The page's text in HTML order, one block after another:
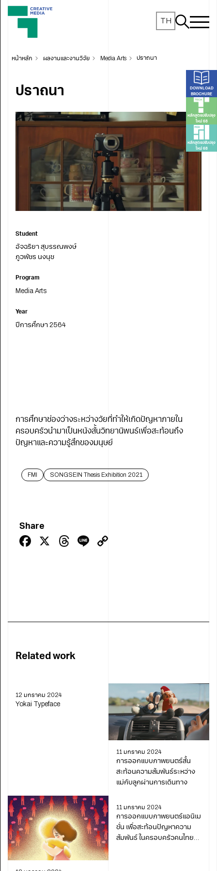
TH
DOWNLOAD
BROCHURE
หลักสูตรปรับปรุง
ใหม่ 68
หลักสูตรปรับปรุง
ใหม่ 68
หน้าหลัก ผลงานและงานวิจัย Media Arts ปราถนา
Student
อัจฉริยา สุบรรณพงษ์
ภูวพัชร นงนุช
Program
Media Arts
Year
ปีการศึกษา 2564
ปราถนา
การศึกษาช่องว่างระหว่างวัยที่ทำให้เกิดปัญหาภายใน
ครอบครัวนำมาเป็นหนังสั้นวิทยานิพนธ์เพื่อสะท้อนถึง
ปัญหาและความรู้สึกของมนุษย์
FMI SONGSEIN Thesis Exhibition 2021
Share
Facebook
X Threads
Line
Related work
12 มกราคม 2024
Yokai Typeface
11 มกราคม 2024
การออกแบบภาพยนตร์สั้น
สะท้อนความสัมพันธ์ระหว่าง
แม่กับลูกผ่านการเดินทาง
11 มกราคม 2024
การออกแบบภาพยนตร์แอนิเม
ชั่น เพื่อสะท้อนปัญหาความ
สัมพันธ์ ในครอบครัวคนไทย